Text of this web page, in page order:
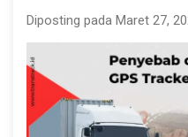
Diposting pada Maret 27,